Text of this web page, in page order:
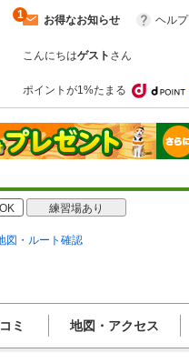
お得なお知らせ
1 ヘルプ
こんにちはゲスト さん
ポイントが1%たまる
練習場あり
図・ルート確認
ミ 地図・アクセス